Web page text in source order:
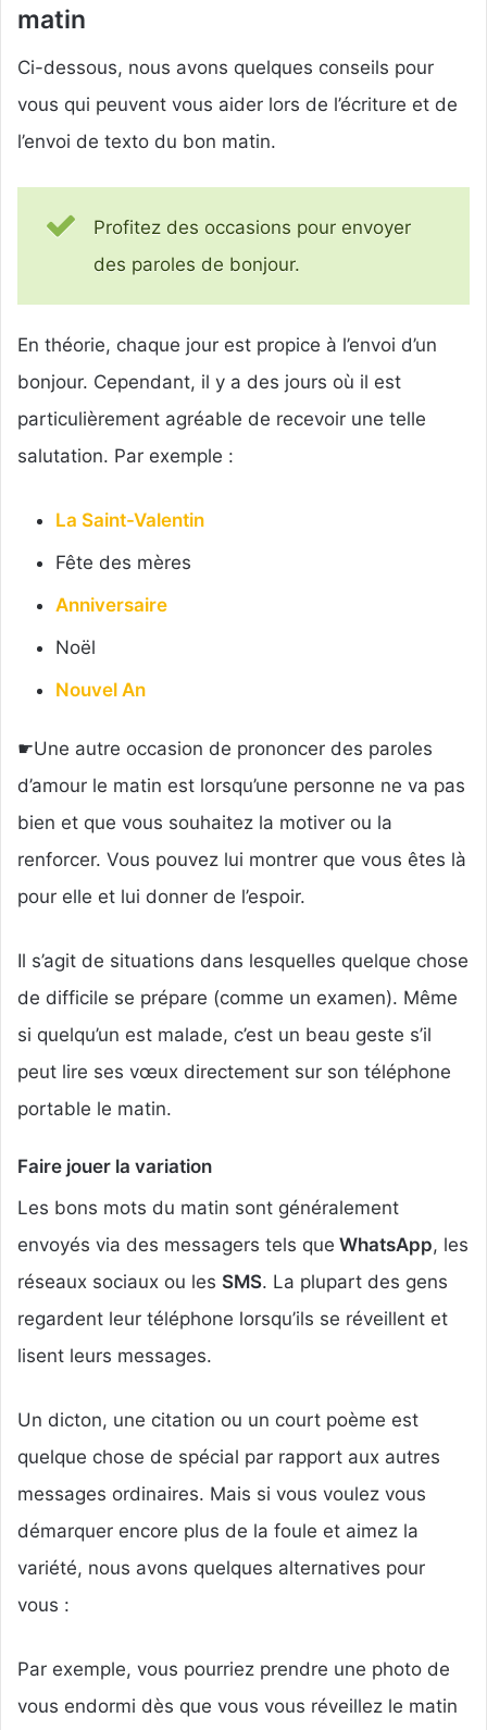
matin
Ci-dessous, nous avons quelques conseils pour
vous qui peuvent vous aider lors de l’écriture et de
l’envoi de texto du bon matin.
Profitez des occasions pour envoyer
des paroles de bonjour.
En théorie, chaque jour est propice à l’envoi d’un
bonjour. Cependant, il y a des jours où il est
particulièrement agréable de recevoir une telle
salutation. Par exemple :
La Saint-Valentin
Fête des mères
Anniversaire
Noël
Nouvel An
☛Une autre occasion de prononcer des paroles
d’amour le matin est lorsqu’une personne ne va pas
bien et que vous souhaitez la motiver ou la
renforcer. Vous pouvez lui montrer que vous êtes là
pour elle et lui donner de l’espoir.
Il s’agit de situations dans lesquelles quelque chose
de difficile se prépare (comme un examen). Même
si quelqu’un est malade, c’est un beau geste s’il
peut lire ses vœux directement sur son téléphone
portable le matin.
Faire jouer la variation
Les bons mots du matin sont généralement
envoyés via des messagers tels que WhatsApp, les
réseaux sociaux ou les SMS. La plupart des gens
regardent leur téléphone lorsqu’ils se réveillent et
lisent leurs messages.
Un dicton, une citation ou un court poème est
quelque chose de spécial par rapport aux autres
messages ordinaires. Mais si vous voulez vous
démarquer encore plus de la foule et aimez la
variété, nous avons quelques alternatives pour
vous :
Par exemple, vous pourriez prendre une photo de
vous endormi dès que vous vous réveillez le matin